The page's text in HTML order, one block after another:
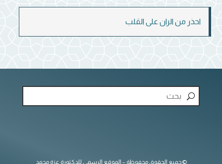
احذر من الران على القلب
©جميع الحقوق محفوظة – الموقع الرسمي للدكتورة عزة محمد